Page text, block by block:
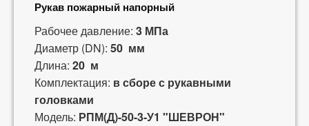
Рукав пожарный напорный
Рабочее давление: 3 МПа
Диаметр (DN): 50 мм
Длина: 20 м
Комплектация: в сборе с рукавными
головками
Модель: РПМ(Д)-50-3-У1 "ШЕВРОН"